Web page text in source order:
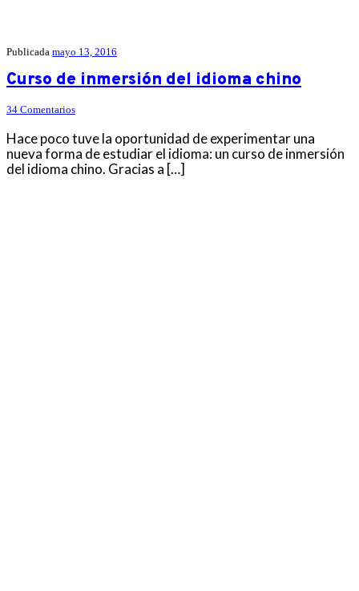
Publicada mayo 13, 2016
Curso de inmersión del idioma chino
34 Comentarios
Hace poco tuve la oportunidad de experimentar una
nueva forma de estudiar el idioma: un curso de inmersión
del idioma chino. Gracias a […]